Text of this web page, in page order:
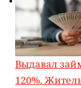
Выдавал
120%.